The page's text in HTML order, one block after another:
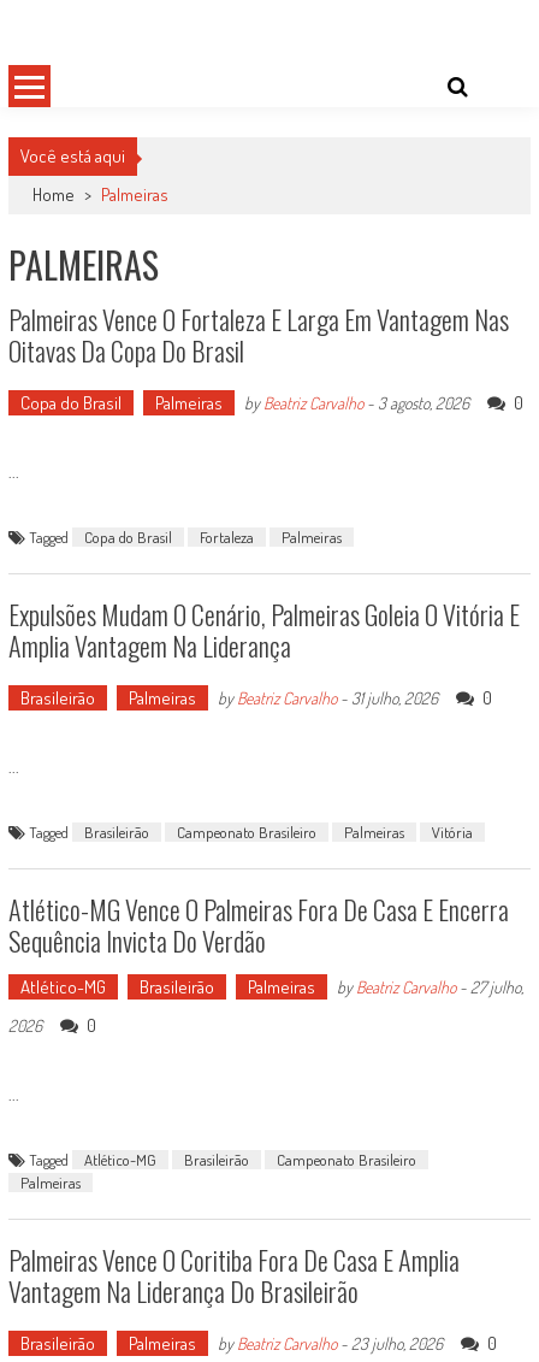
content
Você está aqui
Home > Palmeiras
PALMEIRAS
Palmeiras Vence O Fortaleza E Larga Em Vantagem Nas
Oitavas Da Copa Do Brasil
Copa do Brasil Palmeiras byBeatriz Carvalho- 3 agosto, 2026 0
...
Tagged Copa do Brasil Fortaleza Palmeiras
Expulsões Mudam O Cenário, Palmeiras Goleia O Vitória E
Amplia Vantagem Na Liderança
Brasileirão Palmeiras byBeatriz Carvalho- 31 julho, 2026 0
...
Tagged Brasileirão Campeonato Brasileiro Palmeiras Vitória
Atlético-MG Vence O Palmeiras Fora De Casa E Encerra
Sequência Invicta Do Verdão
Atlético-MG Brasileirão Palmeiras byBeatriz Carvalho- 27 julho,
2026
0
...
Tagged Atlético-MG Brasileirão
Campeonato Brasileiro
Palmeiras
Palmeiras Vence O Coritiba Fora De Casa E Amplia
Vantagem Na Liderança Do Brasileirão
Brasileirão Palmeiras byBeatriz Carvalho- 23 julho, 2026 0